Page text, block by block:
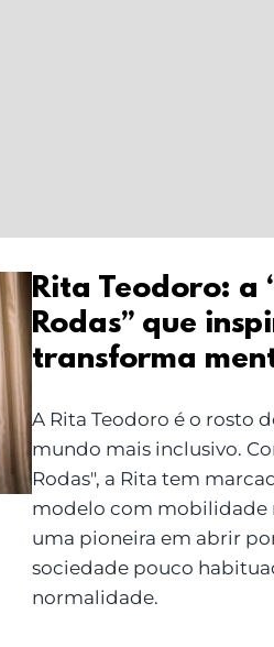
Rita Teodoro: a
Rodas” que
transforma
A Rita Teodoro é o rosto
mundo mais inclusivo.
Rodas", a Rita tem
modelo com mobilidade
uma pioneira em abrir
sociedade pouco
normalidade.